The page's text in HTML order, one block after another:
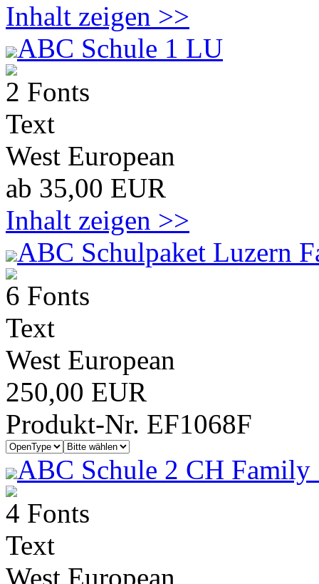
Inhalt zeigen >>
ABC Schule 1 LU
2 Fonts
Text
West European
ab 35,00 EUR
Inhalt zeigen >>
ABC Schulpaket Luzern
6 Fonts
Text
West European
250,00 EUR
Produkt-Nr. EF1068F
ABC Schule 2 CH Family
4 Fonts
Text
West European